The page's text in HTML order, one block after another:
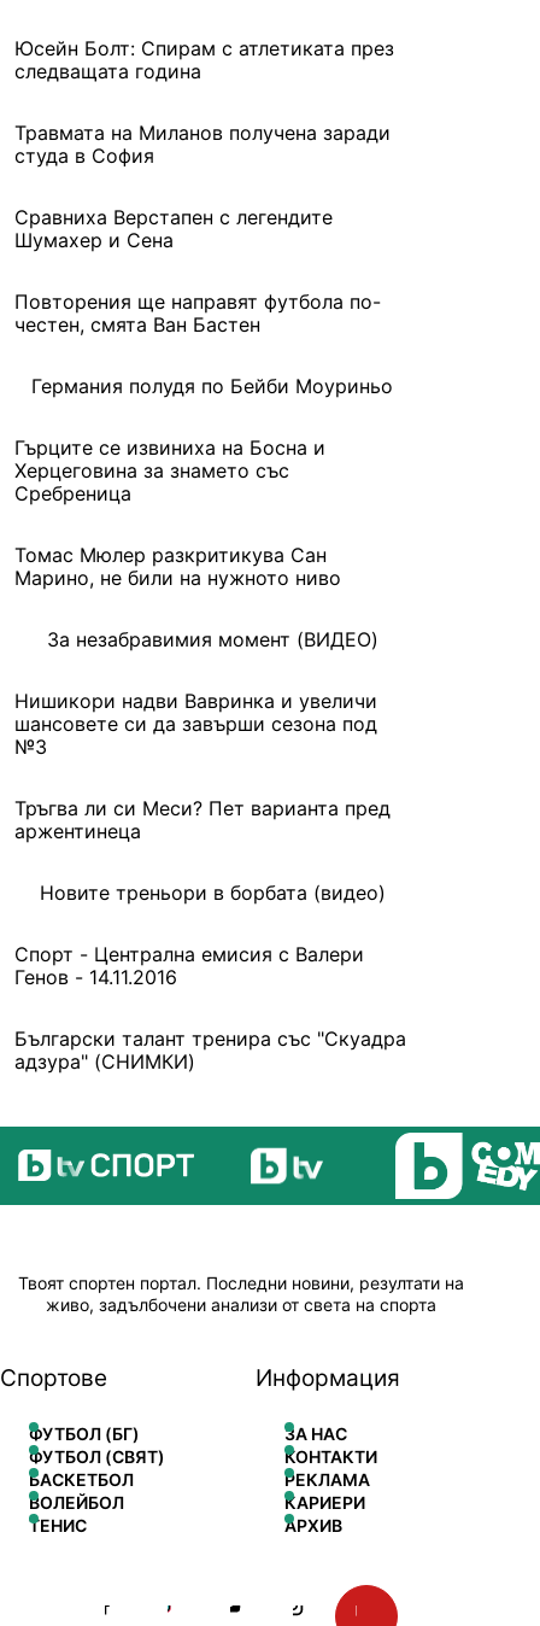
Юсейн Болт: Спирам с атлетиката през
следващата година
Травмата на Миланов получена заради
студа в София
Сравниха Верстапен с легендите
Шумахер и Сена
Повторения ще направят футбола по-
честен, смята Ван Бастен
Германия полудя по Бейби Моуриньо
Гърците се извиниха на Босна и
Херцеговина за знамето със
Сребреница
Томас Мюлер разкритикува Сан
Марино, не били на нужното ниво
За незабравимия момент (ВИДЕО)
Нишикори надви Вавринка и увеличи
шансовете си да завърши сезона под
№3
Тръгва ли си Меси? Пет варианта пред
аржентинеца
Новите треньори в бoрбата (видео)
Спорт - Централна емисия с Валери
Генов - 14.11.2016
Български талант тренира със "Скуадра
адзура" (СНИМКИ)
Твоят спортен портал. Последни новини, резултати на
живо, задълбочени анализи от света на спорта
Спортове
ФУТБОЛ (БГ)
ФУТБОЛ (СВЯТ)
БАСКЕТБОЛ
ВОЛЕЙБОЛ
ТЕНИС
Информация
ЗА НАС
КОНТАКТИ
РЕКЛАМА
КАРИЕРИ
АРХИВ